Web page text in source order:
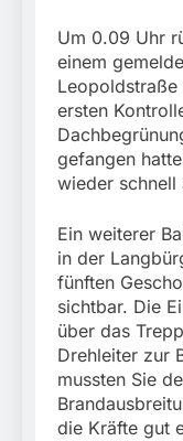
Um 0.09 Uhr
einem
ersten
gefangen
wieder schnell
Ein weiterer
in der
fünften
sichtbar. Die
über das
Drehleiter zur
mussten Sie
die Kräfte gut